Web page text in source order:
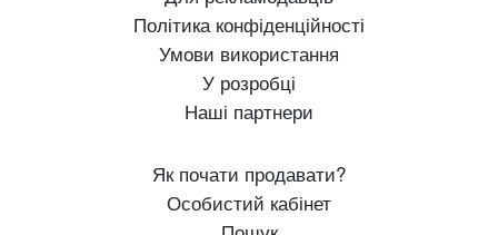
Політика конфіденційності
Умови використання
У розробці
Наші партнери
Як почати продавати?
Особистий кабінет